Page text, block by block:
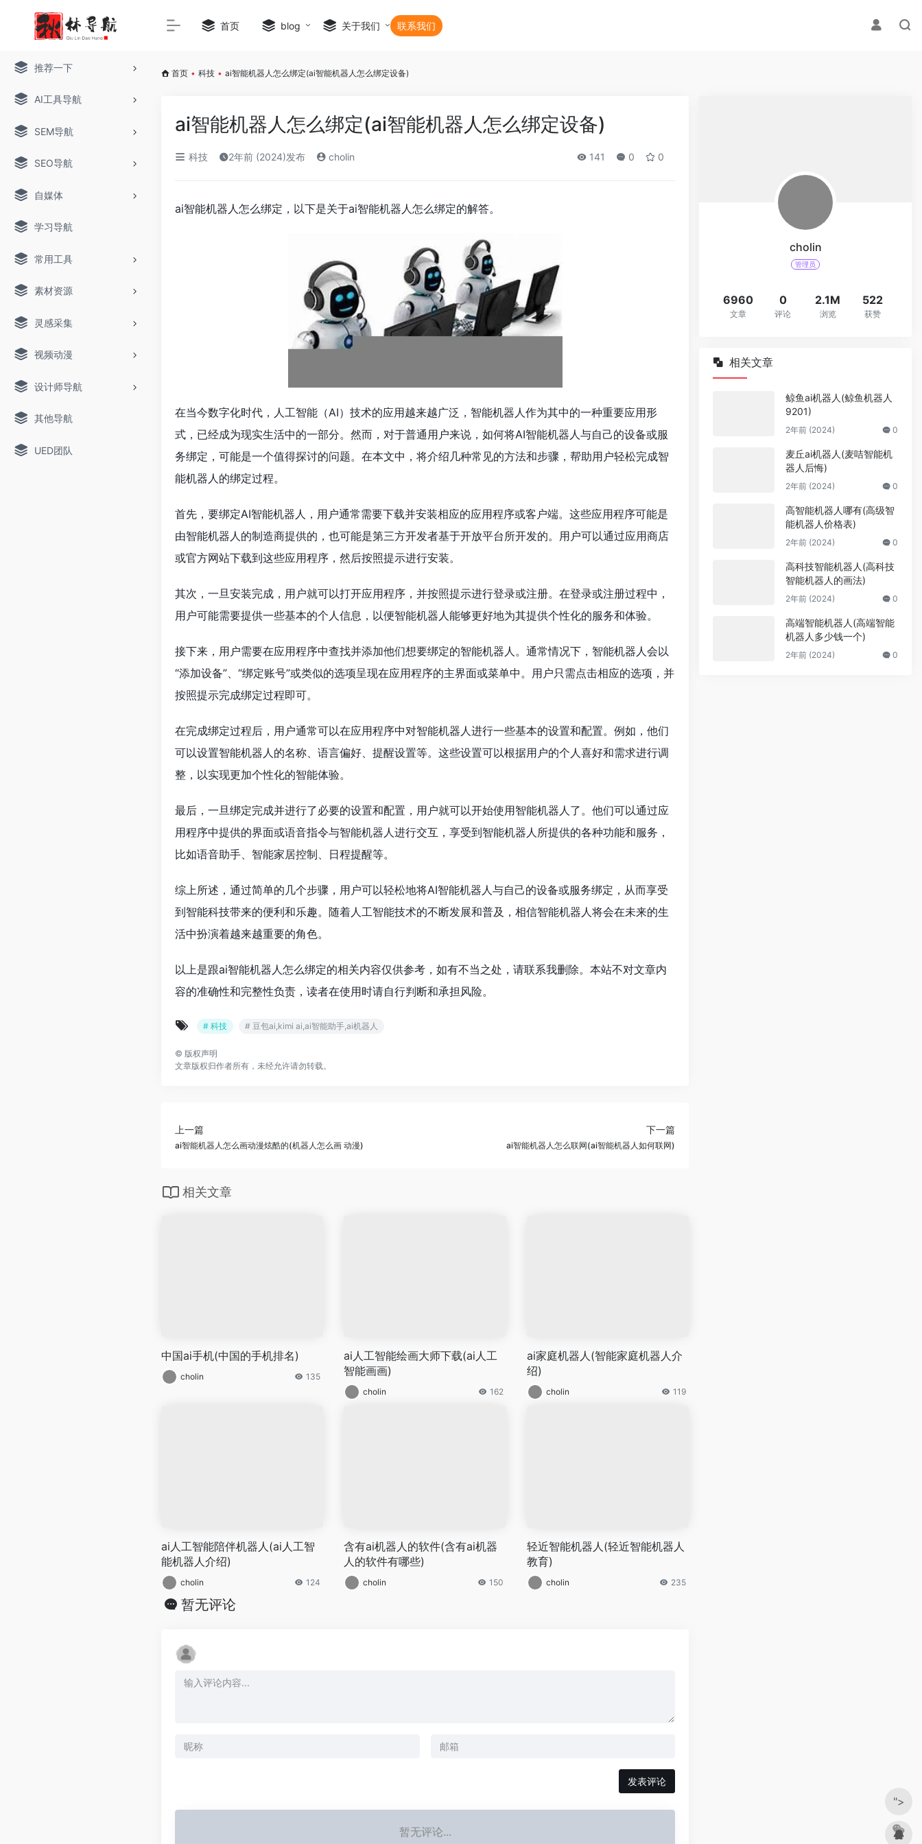
推荐一下
AI工具导航
SEM导航
SEO导航
自媒体
学习导航
常用工具
素材资源
灵感采集
视频动漫
设计师导航
其他导航
UED团队
首页 blog 关于我们 联系我们
首页 • 科技 • ai智能机器人怎么绑定(ai智能机器人怎么绑定设备)
ai智能机器人怎么绑定(ai智能机器人怎么绑定设备)
科技 2年前 (2024)发布 cholin 141 0 0
ai智能机器人怎么绑定，以下是关于ai智能机器人怎么绑定的解答。
在当今数字化时代，人工智能（AI）技术的应用越来越广泛，智能机器人作为其中的一种重要应用形
式，已经成为现实生活中的一部分。然而，对于普通用户来说，如何将AI智能机器人与自己的设备或服
务绑定，可能是一个值得探讨的问题。在本文中，将介绍几种常见的方法和步骤，帮助用户轻松完成智
能机器人的绑定过程。
首先，要绑定AI智能机器人，用户通常需要下载并安装相应的应用程序或客户端。这些应用程序可能是
由智能机器人的制造商提供的，也可能是第三方开发者基于开放平台所开发的。用户可以通过应用商店
或官方网站下载到这些应用程序，然后按照提示进行安装。
其次，一旦安装完成，用户就可以打开应用程序，并按照提示进行登录或注册。在登录或注册过程中，
用户可能需要提供一些基本的个人信息，以便智能机器人能够更好地为其提供个性化的服务和体验。
接下来，用户需要在应用程序中查找并添加他们想要绑定的智能机器人。通常情况下，智能机器人会以
“添加设备”、“绑定账号”或类似的选项呈现在应用程序的主界面或菜单中。用户只需点击相应的选项，并
按照提示完成绑定过程即可。
在完成绑定过程后，用户通常可以在应用程序中对智能机器人进行一些基本的设置和配置。例如，他们
可以设置智能机器人的名称、语言偏好、提醒设置等。这些设置可以根据用户的个人喜好和需求进行调
整，以实现更加个性化的智能体验。
最后，一旦绑定完成并进行了必要的设置和配置，用户就可以开始使用智能机器人了。他们可以通过应
用程序中提供的界面或语音指令与智能机器人进行交互，享受到智能机器人所提供的各种功能和服务，
比如语音助手、智能家居控制、日程提醒等。
综上所述，通过简单的几个步骤，用户可以轻松地将AI智能机器人与自己的设备或服务绑定，从而享受
到智能科技带来的便利和乐趣。随着人工智能技术的不断发展和普及，相信智能机器人将会在未来的生
活中扮演着越来越重要的角色。
以上是跟ai智能机器人怎么绑定的相关内容仅供参考，如有不当之处，请联系我删除。本站不对文章内
容的准确性和完整性负责，读者在使用时请自行判断和承担风险。
# 科技 # 豆包ai,kimi ai,ai智能助手,ai机器人
© 版权声明
文章版权归作者所有，未经允许请勿转载。
上一篇
ai智能机器人怎么画动漫炫酷的(机器人怎么画 动漫)
下一篇
ai智能机器人怎么联网(ai智能机器人如何联网)
相关文章
中国ai手机(中国的手机排名)
cholin 135
ai人工智能绘画大师下载(ai人工
智能画画)
cholin 162
ai家庭机器人(智能家庭机器人介
绍)
cholin 119
ai人工智能陪伴机器人(ai人工智
能机器人介绍)
cholin 124
含有ai机器人的软件(含有ai机器
人的软件有哪些)
cholin 150
轻近智能机器人(轻近智能机器人
教育)
cholin 235
暂无评论
发表评论
暂无评论...
cholin
管理员
6960
文章
0
评论
2.1M
浏览
522
获赞
相关文章
鲸鱼ai机器人(鲸鱼机器人
9201)
2年前 (2024) 0
麦丘ai机器人(麦咭智能机
器人后悔)
2年前 (2024) 0
高智能机器人哪有(高级智
能机器人价格表)
2年前 (2024) 0
高科技智能机器人(高科技
智能机器人的画法)
2年前 (2024) 0
高端智能机器人(高端智能
机器人多少钱一个)
2年前 (2024) 0
">